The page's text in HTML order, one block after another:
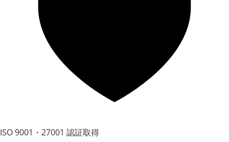
ISO 9001・27001 認証取得